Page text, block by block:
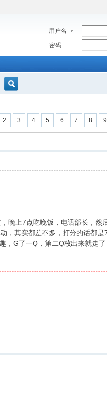
用户名
密码
2 3 4 5 6 7 8 9
晚上7点吃晚饭，电话部长，然
，其实都差不多，打分的话都
，G了一Q，第二Q枚出来就走